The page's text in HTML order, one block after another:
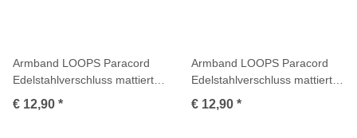
Armband LOOPS Paracord
Edelstahlverschluss mattiert
Kaki
€ 12,90 *
Armband LOOPS Paracord
Edelstahlverschluss mattiert
Korallrot
€ 12,90 *